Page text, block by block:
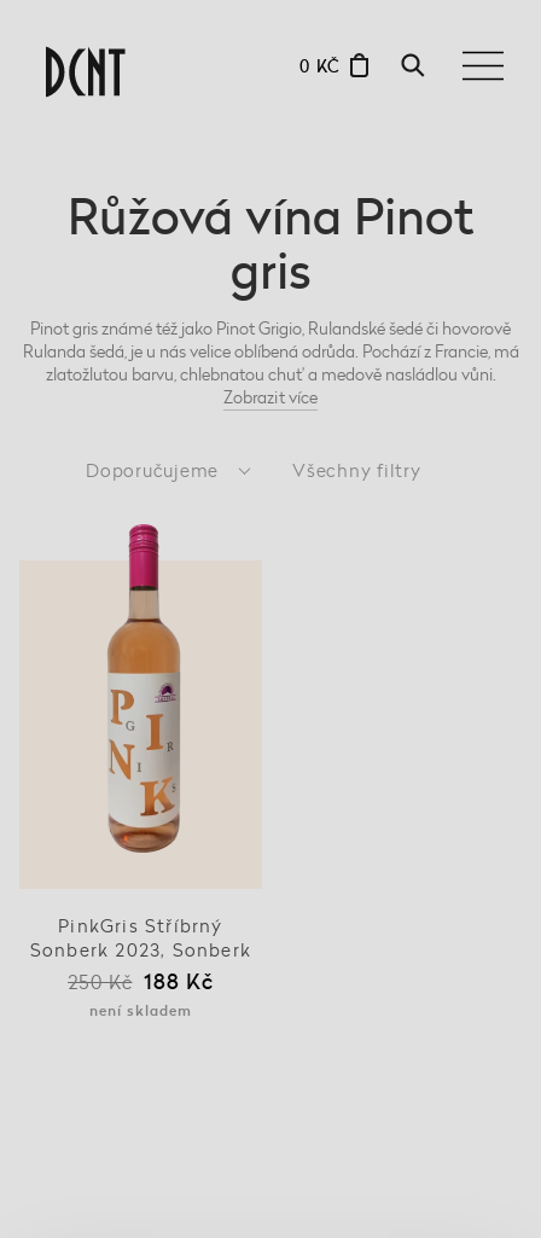
0 KČ
Růžová vína Pinot
gris
Pinot gris známé též jako Pinot Grigio, Rulandské šedé či hovorově
Rulanda šedá, je u nás velice oblíbená odrůda. Pochází z Francie, má
zlatožlutou barvu, chlebnatou chuť a medově nasládlou vůni.
Zobrazitvíce
Doporučujeme Všechny filtry
PinkGris Stříbrný
Sonberk 2023, Sonberk
250 Kč 188 Kč
není skladem